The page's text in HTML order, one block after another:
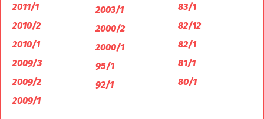
2011/1
2010/2
2010/1
2009/3
2009/2
2009/1
2003/1
2000/2
2000/1
95/1
92/1
83/1
82/12
82/1
81/1
80/1